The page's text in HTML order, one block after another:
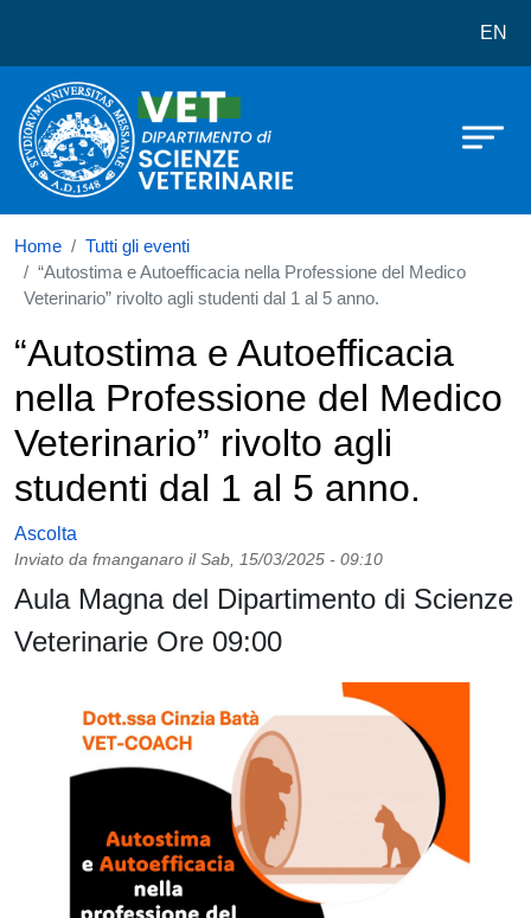
Dipartimento di Scienze veterinarie
EN
Home
Tutti gli eventi
“Autostima e Autoefficacia nella Professione del Medico
Veterinario” rivolto agli studenti dal 1 al 5 anno.
“Autostima e Autoefficacia
nella Professione del Medico
Veterinario” rivolto agli
studenti dal 1 al 5 anno.
Ascolta
Inviato da fmanganaro il Sab, 15/03/2025 - 09:10
Aula Magna del Dipartimento di Scienze
Veterinarie Ore 09:00